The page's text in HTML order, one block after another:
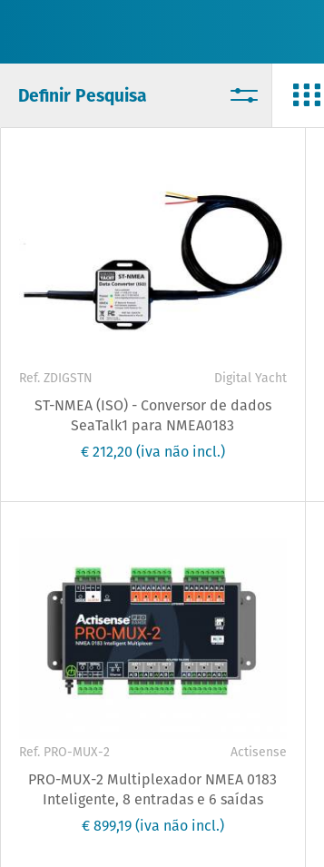
Definir Pesquisa
Ref. ZDIGSTN Digital Yacht
ST-NMEA (ISO) - Conversor de dados
SeaTalk1 para NMEA0183
€ 212,20 (iva não incl.)
Ref. PRO-MUX-2 Actisense
PRO-MUX-2 Multiplexador NMEA 0183
Inteligente, 8 entradas e 6 saídas
€ 899,19(iva não incl.)